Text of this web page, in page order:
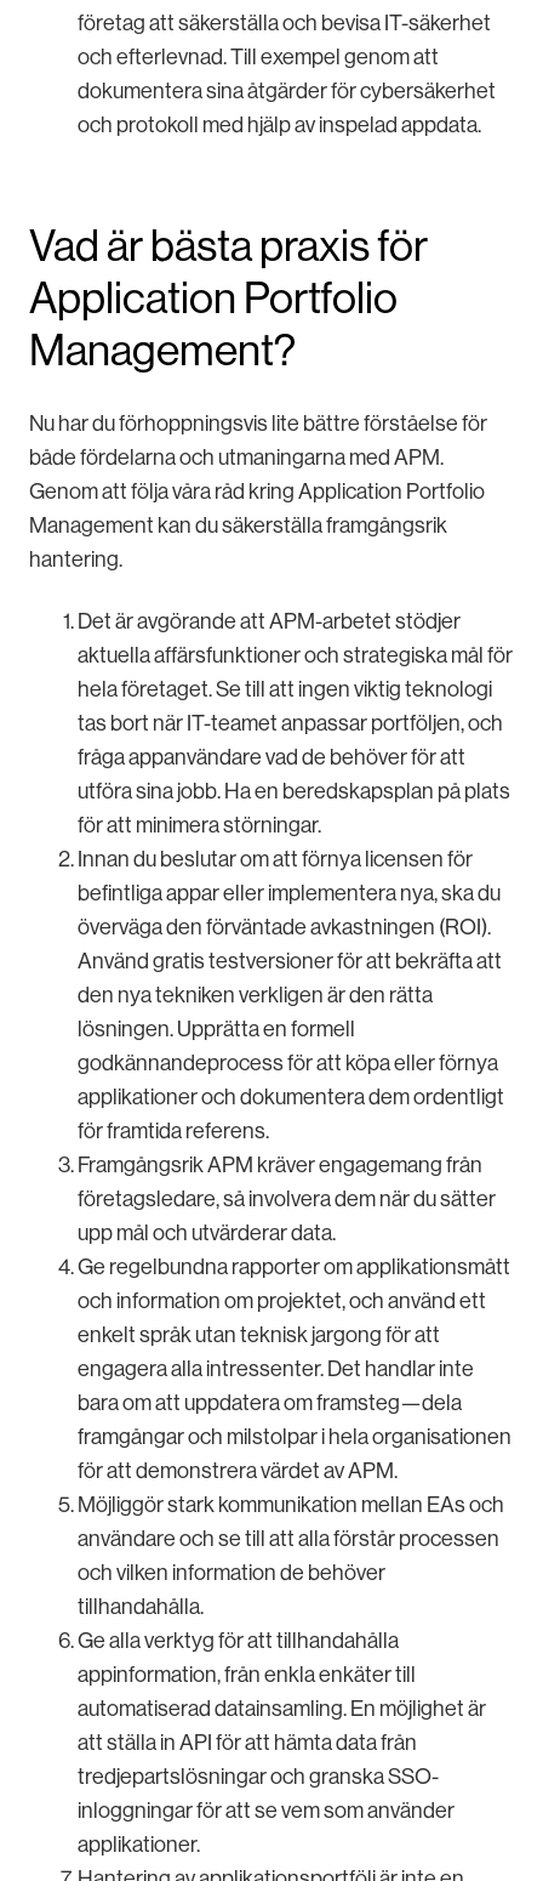
företag att säkerställa och bevisa IT-säkerhet
och efterlevnad. Till exempel genom att
dokumentera sina åtgärder för cybersäkerhet
och protokoll med hjälp av inspelad appdata.
Vad är bästa praxis för
Application Portfolio
Management?
Nu har du förhoppningsvis lite bättre förståelse för
både fördelarna och utmaningarna med APM.
Genom att följa våra råd kring Application Portfolio
Management kan du säkerställa framgångsrik
hantering.
Det är avgörande att APM-arbetet stödjer
aktuella affärsfunktioner och strategiska mål för
hela företaget. Se till att ingen viktig teknologi
tas bort när IT-teamet anpassar portföljen, och
fråga appanvändare vad de behöver för att
utföra sina jobb. Ha en beredskapsplan på plats
för att minimera störningar.
Innan du beslutar om att förnya licensen för
befintliga appar eller implementera nya, ska du
överväga den förväntade avkastningen (ROI).
Använd gratis testversioner för att bekräfta att
den nya tekniken verkligen är den rätta
lösningen. Upprätta en formell
godkännandeprocess för att köpa eller förnya
applikationer och dokumentera dem ordentligt
för framtida referens.
Framgångsrik APM kräver engagemang från
företagsledare, så involvera dem när du sätter
upp mål och utvärderar data.
Ge regelbundna rapporter om applikationsmått
och information om projektet, och använd ett
enkelt språk utan teknisk jargong för att
engagera alla intressenter. Det handlar inte
bara om att uppdatera om framsteg—dela
framgångar och milstolpar i hela organisationen
för att demonstrera värdet av APM.
Möjliggör stark kommunikation mellan EAs och
användare och se till att alla förstår processen
och vilken information de behöver
tillhandahålla.
Ge alla verktyg för att tillhandahålla
appinformation, från enkla enkäter till
automatiserad datainsamling. En möjlighet är
att ställa in API för att hämta data från
tredjepartslösningar och granska SSO-
inloggningar för att se vem som använder
applikationer.